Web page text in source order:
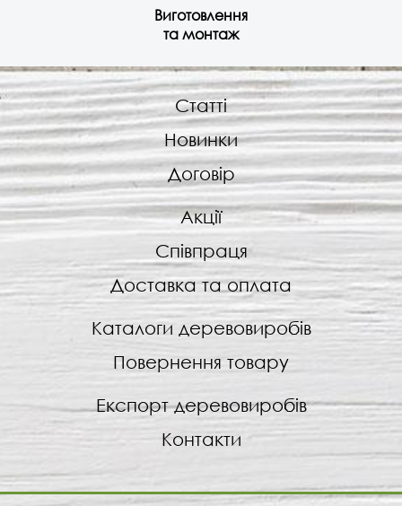
Виготовлення
та монтаж
Статті
Новинки
Договір
Акції
Співпраця
Доставка та оплата
Каталоги деревовиробів
Повернення товару
Експорт деревовиробів
Контакти